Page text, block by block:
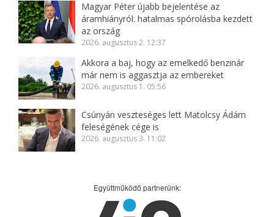
Magyar Péter újabb bejelentése az
áramhiányról: hatalmas spórolásba kezdett
az ország
2026. augusztus 2. 12:37
Akkora a baj, hogy az emelkedő benzinár
már nem is aggasztja az embereket
2026. augusztus 1. 05:56
Csúnyán veszteséges lett Matolcsy Ádám
feleségének cége is
2026. augusztus 3. 11:02
Együttműködő partnerünk: